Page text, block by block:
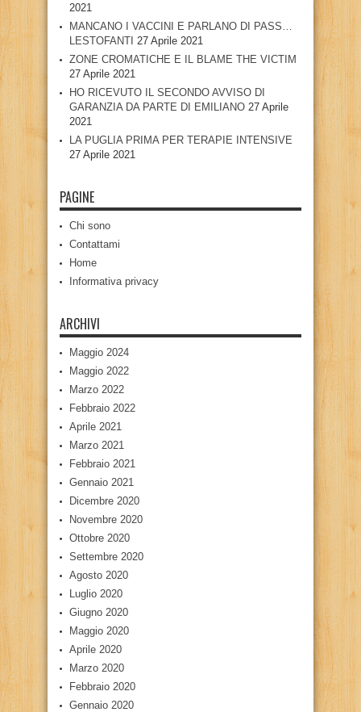
2021
MANCANO I VACCINI E PARLANO DI PASS…
LESTOFANTI 27 Aprile 2021
ZONE CROMATICHE E IL BLAME THE VICTIM
27 Aprile 2021
HO RICEVUTO IL SECONDO AVVISO DI
GARANZIA DA PARTE DI EMILIANO 27 Aprile
2021
LA PUGLIA PRIMA PER TERAPIE INTENSIVE
27 Aprile 2021
PAGINE
Chi sono
Contattami
Home
Informativa privacy
ARCHIVI
Maggio 2024
Maggio 2022
Marzo 2022
Febbraio 2022
Aprile 2021
Marzo 2021
Febbraio 2021
Gennaio 2021
Dicembre 2020
Novembre 2020
Ottobre 2020
Settembre 2020
Agosto 2020
Luglio 2020
Giugno 2020
Maggio 2020
Aprile 2020
Marzo 2020
Febbraio 2020
Gennaio 2020